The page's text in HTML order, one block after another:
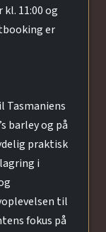
11:00 og
er
barley og på
praktisk
i
til
fokus på